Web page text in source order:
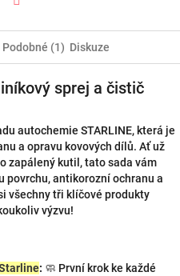
Podobné (1) Diskuze
sprej a čistič
autochemie STARLINE, která je
a opravu kovových dílů. Ať už
zapálený kutil, tato sada vám
povrchu, antikorozní ochranu a
všechny tři klíčové produkty
výzvu!
: 🧼 První krok ke každé